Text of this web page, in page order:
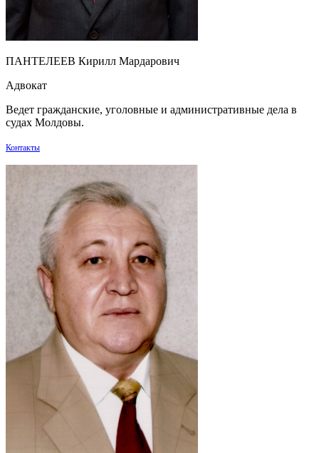
ПАНТЕЛЕЕВ Кирилл Мардарович
Адвокат
Ведет гражданские, уголовные и административные дела в
судах Молдовы.
Контакты